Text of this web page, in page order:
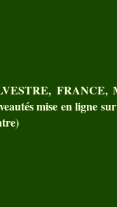
FRANCE,
mise en ligne